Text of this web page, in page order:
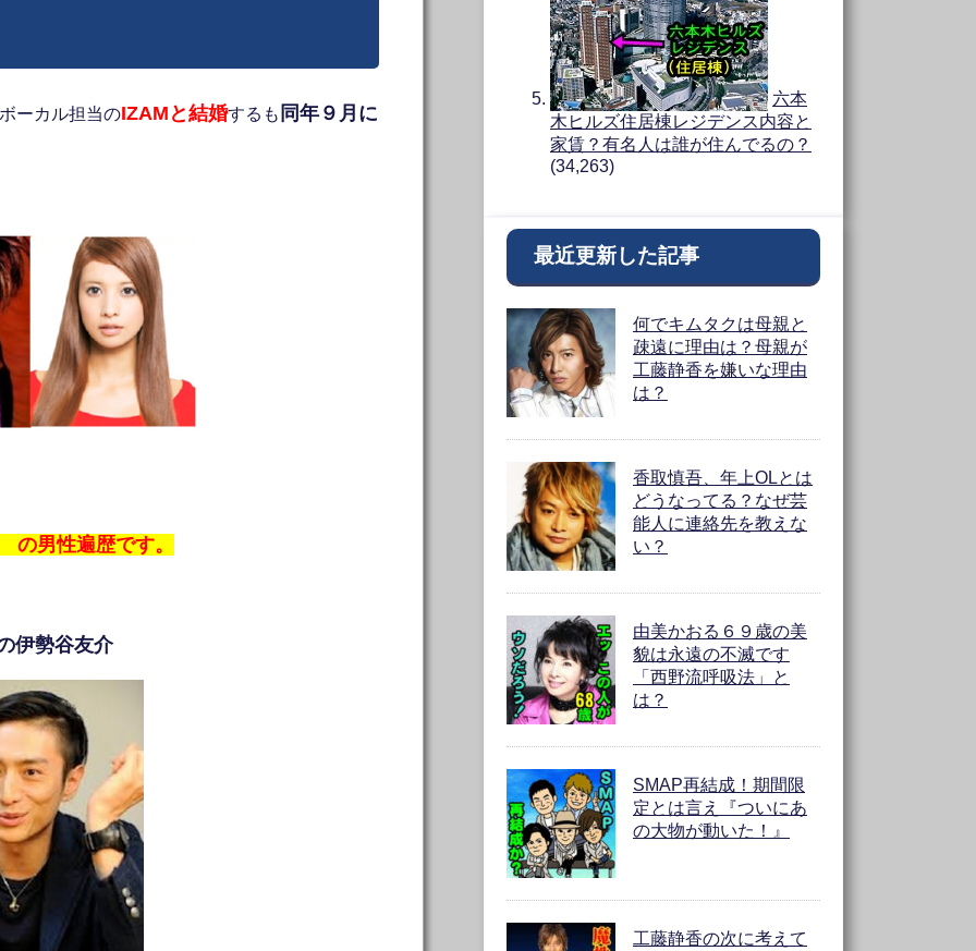
ーカル担当のIZAMと結婚するも 同年９月に
男性遍歴です。
伊勢谷友介
六本
木ヒルズ住居棟レジデンス内容と
家賃？有名人は誰が住んでるの？
(34,263)
最近更新した記事
何でキムタクは母親と
疎遠に理由は？母親が
工藤静香を嫌いな理由
は？
香取慎吾、年上OLとは
どうなってる？なぜ芸
能人に連絡先を教えな
い？
由美かおる６９歳の美
貌は永遠の不滅です
「西野流呼吸法」と
は？
SMAP再結成！期間限
定とは言え『ついにあ
の大物が動いた！』
工藤静香の次に考えて